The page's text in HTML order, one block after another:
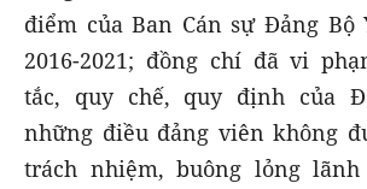
điểm của Ban Cán sự Đảng
2016-2021; đồng chí đã vi
tắc, quy chế, quy định của
những điều đảng viên không
trách nhiệm, buông lỏng